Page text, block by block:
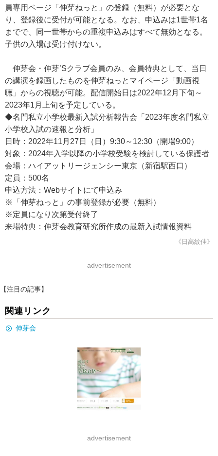
員専用ページ「伸芽ねっと」の登録（無料）が必要とな
り、登録後に受付が可能となる。なお、申込みは1世帯1名
までで、同一世帯からの重複申込みはすべて無効となる。
子供の入場は受け付けない。
伸芽会・伸芽’Sクラブ会員のみ、会員特典として、当日
の講演を録画したものを伸芽ねっとマイページ「動画視
聴」からの視聴が可能。配信開始日は2022年12月下旬～
2023年1月上旬を予定している。
◆名門私立小学校最新入試分析報告会「2023年度名門私立
小学校入試の速報と分析」
日時：2022年11月27日（日）9:30～12:30（開場9:00）
対象：2024年入学以降の小学校受験を検討している保護者
会場：ハイアットリージェンシー東京（新宿駅西口）
定員：500名
申込方法：Webサイトにて申込み
※「伸芽ねっと」の事前登録が必要（無料）
※定員になり次第受付終了
来場特典：伸芽会教育研究所作成の最新入試情報資料
《日高紋佳》
advertisement
【注目の記事】
関連リンク
伸芽会
advertisement